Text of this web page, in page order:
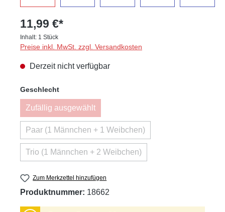
11,99 €*
Inhalt: 1 Stück
Preise inkl. MwSt. zzgl. Versandkosten
Derzeit nicht verfügbar
Geschlechtauswählen
Zufällig ausgewählt
(Diese Option ist zurzeit nicht verfügbar.)
Paar (1 Männchen + 1 Weibchen)
(Diese Option ist zurzeit nicht verfügbar.)
Trio (1 Männchen + 2 Weibchen)
(Diese Option ist zurzeit nicht verfügbar.)
Zum Merkzettel hinzufügen
Produktnummer: 18662